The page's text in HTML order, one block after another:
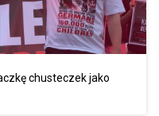
chusteczek jako